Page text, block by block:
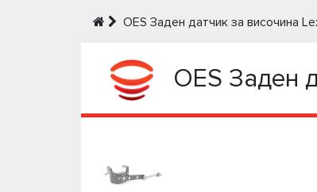
OES Заден датчик за височина
OES Заден